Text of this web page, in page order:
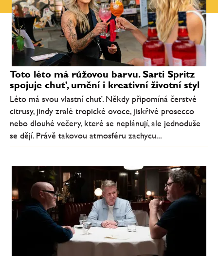
Toto léto má růžovou barvu. Sarti Spritz
spojuje chuť, umění i kreativní životní styl
Léto má svou vlastní chuť. Někdy připomíná čerstvé
citrusy, jindy zralé tropické ovoce, jiskřivé prosecco
nebo dlouhé večery, které se neplánují, ale jednoduše
se dějí. Právě takovou atmosféru zachycu...